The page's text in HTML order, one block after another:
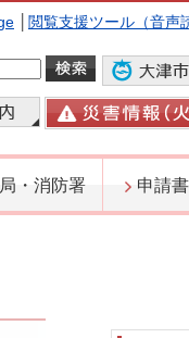
閲覧支援ツール（音声
・消防署 申請